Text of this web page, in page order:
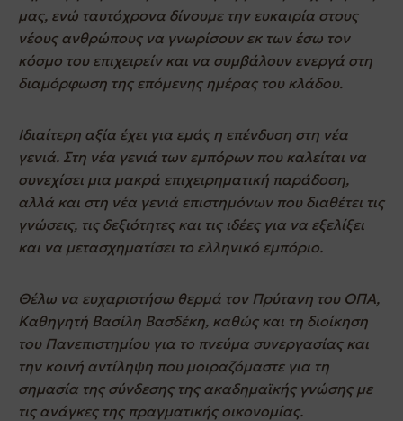
μας, ενώ ταυτόχρονα δίνουμε την ευκαιρία στους
νέους ανθρώπους να γνωρίσουν εκ των έσω τον
κόσμο του επιχειρείν και να συμβάλουν ενεργά στη
διαμόρφωση της επόμενης ημέρας του κλάδου.
Ιδιαίτερη αξία έχει για εμάς η επένδυση στη νέα
γενιά. Στη νέα γενιά των εμπόρων που καλείται να
συνεχίσει μια μακρά επιχειρηματική παράδοση,
αλλά και στη νέα γενιά επιστημόνων που διαθέτει τις
γνώσεις, τις δεξιότητες και τις ιδέες για να εξελίξει
και να μετασχηματίσει το ελληνικό εμπόριο.
Θέλω να ευχαριστήσω θερμά τον Πρύτανη του ΟΠΑ,
Καθηγητή Βασίλη Βασδέκη, καθώς και τη διοίκηση
του Πανεπιστημίου για το πνεύμα συνεργασίας και
την κοινή αντίληψη που μοιραζόμαστε για τη
σημασία της σύνδεσης της ακαδημαϊκής γνώσης με
τις ανάγκες της πραγματικής οικονομίας.